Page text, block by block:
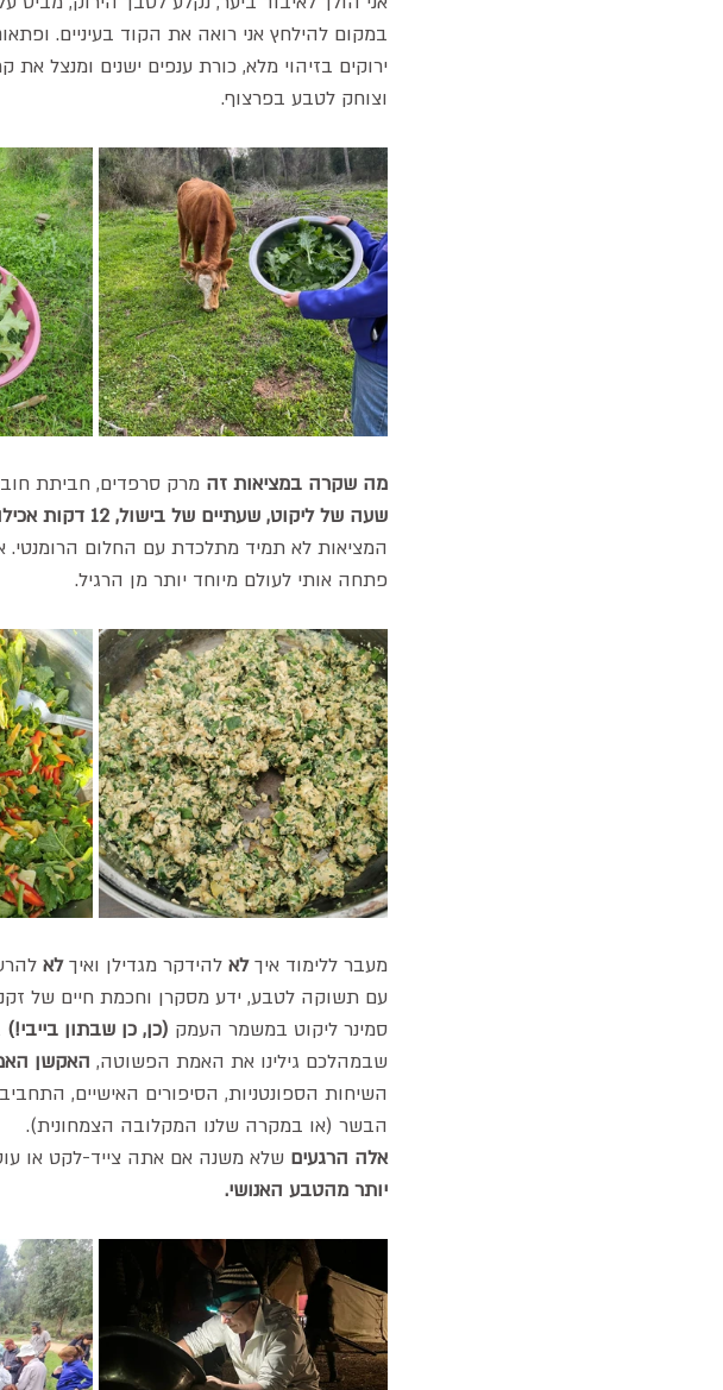
במקום להילחץ אני רואה את הקוד בעיניים.
ירוקים בזיהוי מלא, כורת ענפים ישנים ומנצל
וצוחק לטבע בפרצוף.
מה שקרה במציאות זה מרק סרפדים, חביתת
שעה של ליקוט, שעתיים של בישול, 12 דקות אכילה ושעה של שובע.
המציאות לא תמיד מתלכדת עם החלום הרומנטי.
פתחה אותי לעולם מיוחד יותר מן הרגיל.
מעבר ללימוד איך לא להידקר מגדילן ואיך לא
עם תשוקה לטבע, ידע מסקרן וחכמת חיים של
סמינר ליקוט במשמר העמק (כן, כן שבתון בייבי!)
שבמהלכם גילינו את האמת הפשוטה, האקשן
השיחות הספונטניות, הסיפורים האישיים,
הבשר (או במקרה שלנו המקלובה הצמחונית).
אלה הרגעים שלא משנה אם אתה צייד-לקט או
יותר מהטבע האנושי.